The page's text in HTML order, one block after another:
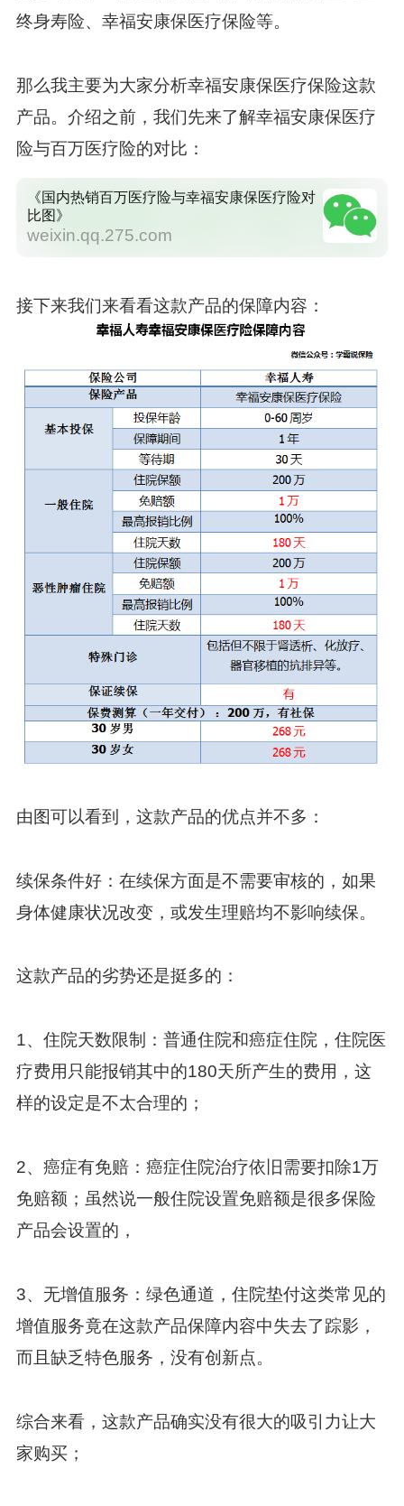
终身寿险、幸福安康保医疗保险等。
那么我主要为大家分析幸福安康保医疗保险这款
产品。介绍之前，我们先来了解幸福安康保医疗
险与百万医疗险的对比：
《国内热销百万医疗险与幸福安康保医疗险对
比图》
weixin.qq.275.com
接下来我们来看看这款产品的保障内容：
由图可以看到，这款产品的优点并不多：
续保条件好：在续保方面是不需要审核的，如果
身体健康状况改变，或发生理赔均不影响续保。
这款产品的劣势还是挺多的：
1、住院天数限制：普通住院和癌症住院，住院医
疗费用只能报销其中的180天所产生的费用，这
样的设定是不太合理的；
2、癌症有免赔：癌症住院治疗依旧需要扣除1万
免赔额；虽然说一般住院设置免赔额是很多保险
产品会设置的，
3、无增值服务：绿色通道，住院垫付这类常见的
增值服务竟在这款产品保障内容中失去了踪影，
而且缺乏特色服务，没有创新点。
综合来看，这款产品确实没有很大的吸引力让大
家购买；